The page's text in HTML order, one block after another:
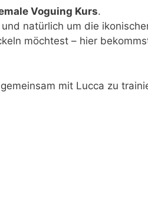
Voguing Kurs.
natürlich um die
möchtest – hier
mit Lucca zu